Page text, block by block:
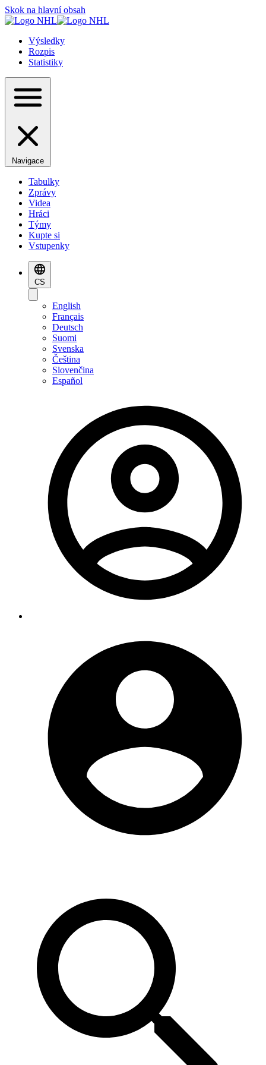
Skok na hlavní obsah
Výsledky
Rozpis
Statistiky
Navigace
Tabulky
Zprávy
Videa
Hráci
Týmy
Kupte si
Vstupenky
CS
English
Français
Deutsch
Suomi
Svenska
Čeština
Slovenčina
Español